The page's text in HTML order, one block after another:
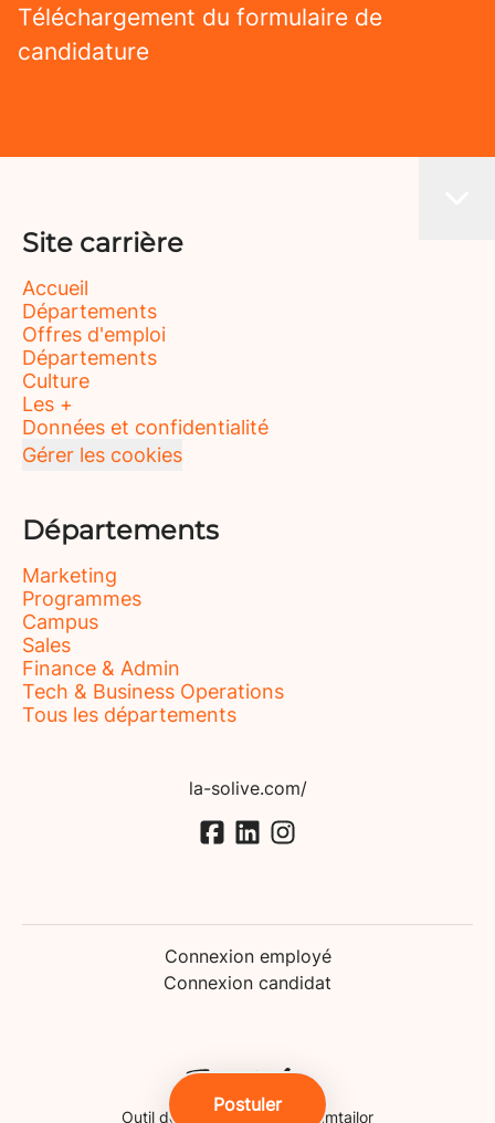
Postuler
Téléchargement du formulaire de
candidature
Site carrière
Accueil
Départements
Offres d'emploi
Départements
Culture
Les +
Données et confidentialité
Gérer les cookies
Départements
Marketing
Programmes
Campus
Sales
Finance & Admin
Tech & Business Operations
Tous les départements
la-solive.com/
Connexion employé
Connexion candidat
Outil de recrutementde Teamtailor